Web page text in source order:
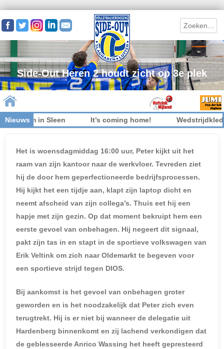
Search
Side-Out Heren 2 houdt zicht op 3e plek
Nieuws
in Sleen It’s coming home!
Wedstrijdkleding
Het is woensdagmiddag 16:00 uur, Peter kijkt uit het
raam van zijn kantoor naar de werkvloer. Tevreden ziet
hij de door hem geperfectioneerde bedrijfsprocessen.
Hij kijkt het een tijdje aan, klapt zijn laptop dicht en
neemt afscheid van zijn collega’s. Thuis eet hij een
hapje met zijn gezin. Op dat moment bekruipt hem een
eerste gevoel van onbehagen. Hij negeert dit signaal,
pakt zijn tas in en stapt in de sportieve volkswagen van
Erik Veltink om zich naar Oldemarkt te begeven voor
een sportieve strijd tegen DIOS.
Bij aankomst is het gevoel van onbehagen groter
geworden en is het noodzakelijk dat Peter zich even
terugtrekt. Hij is er niet bij wanneer de delegatie uit
Hardenberg binnenkomt en zij lachend verkondigen dat
de geblesseerde Anrico Wassing het heeft gepresteerd